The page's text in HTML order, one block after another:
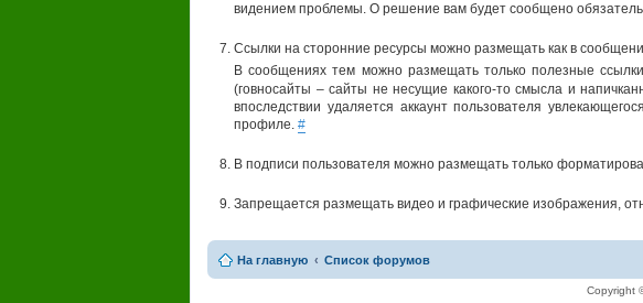
видением проблемы. О решение вам будет сообщено
Ссылки на сторонние ресурсы можно размещать как в
В сообщениях тем можно размещать только полезные
(говносайты – сайты не несущие какого-то смысла и
впоследствии удаляется аккаунт пользователя
профиле. #
В подписи пользователя можно размещать только
Запрещается размещать видео и графические изображения,
На главную Список форумов
Copyright